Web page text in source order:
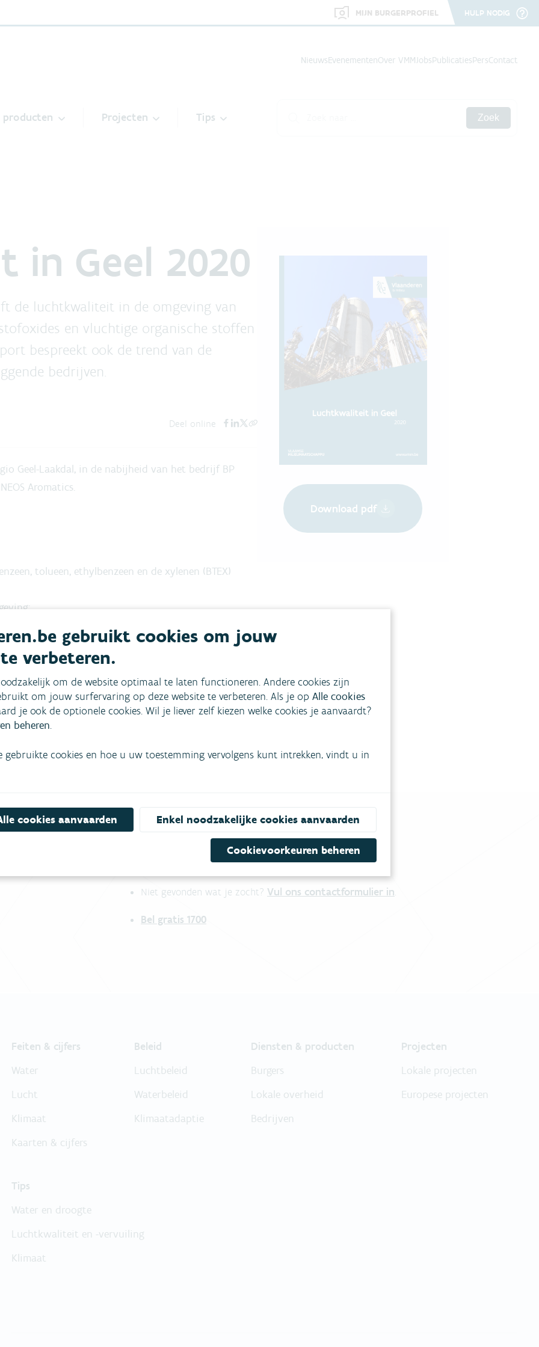
MIJN BURGERPROFIEL HULP NODIG
NieuwsEvenementenOver VMMJobsPublicatiesPersContact
producten Projecten Tips Zoek
Geel 2020
de luchtkwaliteit in de omgeving van
en vluchtige organische stoffen
bespreekt ook de trend van de
bedrijven.
Deel online
Geel-Laakdal, in de nabijheid van het bedrijf BP
Aromatics.
tolueen, ethylbenzeen en de xylenen (BTEX)
Aromatics en bedrijven in de buurt.
door de industrie.
Download pdf
Bekijk het overzicht van meestgestelde vragen.
Niet gevonden wat je zocht? Vul ons contactformulier in.
Bel gratis 1700
Feiten & cijfers
Water
Lucht
Klimaat
Kaarten & cijfers
Beleid
Luchtbeleid
Waterbeleid
Klimaatadaptie
Diensten & producten
Burgers
Lokale overheid
Bedrijven
Projecten
Lokale projecten
Europese projecten
Tips
Water en droogte
Luchtkwaliteit en -vervuiling
Klimaat
gebruikt cookies om jouw
verbeteren.
om de website optimaal te laten functioneren. Andere cookies zijn
om jouw surfervaring op deze website te verbeteren. Als je op Alle cookies
je ook de optionele cookies. Wil je liever zelf kiezen welke cookies je aanvaardt?
beheren.
gebruikte cookies en hoe u uw toestemming vervolgens kunt intrekken, vindt u in
cookies aanvaarden Enkel noodzakelijke cookies aanvaarden
Cookievoorkeuren beheren